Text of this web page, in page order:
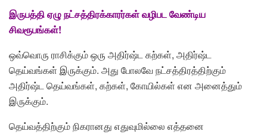
இருபத்தி ஏழு நட்சத்திரக்காரர்கள் வழிபட வேண்டிய
சிவரூபங்கள்!
ஒவ்வொரு ராசிக்கும் ஒரு அதிர்ஷ்ட கற்கள், அதிர்ஷ்ட
தெய்வங்கள் இருக்கும். அது போலவே நட்சத்திரத்திற்கும்
அதிர்ஷ்ட தெய்வங்கள், கற்கள், கோயில்கள் என அனைத்தும்
இருக்கும்.
தெய்வத்திற்கும் நிகரானது எதுவுமில்லை எத்தனை